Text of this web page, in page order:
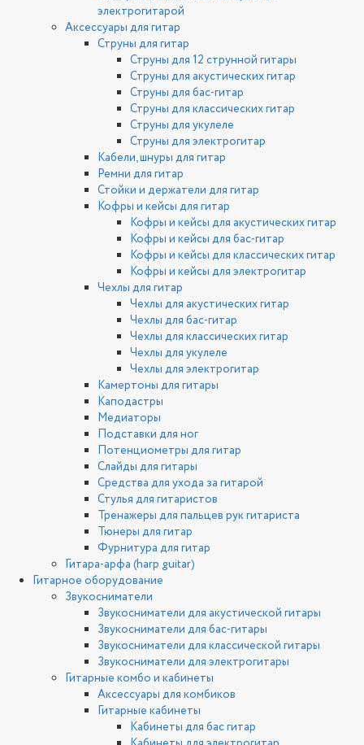
электрогитарой
Аксессуары для гитар
Струны для гитар
Струны для 12 струнной гитары
Струны для акустических гитар
Струны для бас-гитар
Струны для классических гитар
Струны для укулеле
Струны для электрогитар
Кабели, шнуры для гитар
Ремни для гитар
Стойки и держатели для гитар
Кофры и кейсы для гитар
Кофры и кейсы для акустических гитар
Кофры и кейсы для бас-гитар
Кофры и кейсы для классических гитар
Кофры и кейсы для электрогитар
Чехлы для гитар
Чехлы для акустических гитар
Чехлы для бас-гитар
Чехлы для классических гитар
Чехлы для укулеле
Чехлы для электрогитар
Камертоны для гитары
Каподастры
Медиаторы
Подставки для ног
Потенциометры для гитар
Слайды для гитары
Средства для ухода за гитарой
Стулья для гитаристов
Тренажеры для пальцев рук гитариста
Тюнеры для гитар
Фурнитура для гитар
Гитара-арфа (harp guitar)
Гитарное оборудование
Звукосниматели
Звукосниматели для акустической гитары
Звукосниматели для бас-гитары
Звукосниматели для классической гитары
Звукосниматели для электрогитары
Гитарные комбо и кабинеты
Аксессуары для комбиков
Гитарные кабинеты
Кабинеты для бас гитар